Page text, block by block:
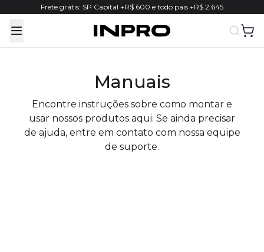
Frete grátis: SP Capital +R$ 600 e todo pais +R$ 2.645
Toggle Menu
Manuais
Encontre instruções sobre como montar e
usar nossos produtos aqui. Se ainda precisar
de ajuda, entre em contato com nossa equipe
de suporte.